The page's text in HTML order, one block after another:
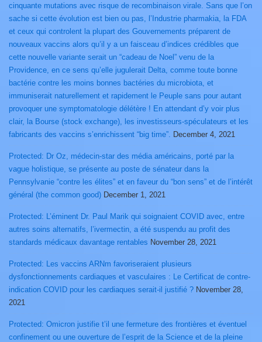
cinquante mutations avec risque de recombinaison virale. Sans que l’on
sache si cette évolution est bien ou pas, l’Industrie pharmakia, la FDA
et ceux qui controlent la plupart des Gouvernements préparent de
nouveaux vaccins alors qu’il y a un faisceau d’indices crédibles que
cette nouvelle variante serait un “cadeau de Noel” venu de la
Providence, en ce sens qu’elle jugulerait Delta, comme toute bonne
bactérie contre les moins bonnes bactéries du microbiota, et
immuniserait naturellement et rapidement le Peuple sans pour autant
provoquer une symptomatologie délétère ! En attendant d’y voir plus
clair, la Bourse (stock exchange), les investisseurs-spéculateurs et les
fabricants des vaccins s’enrichissent “big time”. December 4, 2021
Protected: Dr Oz, médecin-star des média américains, porté par la
vague holistique, se présente au poste de sénateur dans la
Pennsylvanie “contre les élites” et en faveur du “bon sens” et de l’intérêt
général (the common good) December 1, 2021
Protected: L’éminent Dr. Paul Marik qui soignaient COVID avec, entre
autres soins alternatifs, l’ivermectin, a été suspendu au profit des
standards médicaux davantage rentables November 28, 2021
Protected: Les vaccins ARNm favoriseraient plusieurs
dysfonctionnements cardiaques et vasculaires : Le Certificat de contre-
indication COVID pour les cardiaques serait-il justifié ? November 28,
2021
Protected: Omicron justifie t’il une fermeture des frontières et éventuel
confinement ou une ouverture de l’esprit de la Science et de la pleine